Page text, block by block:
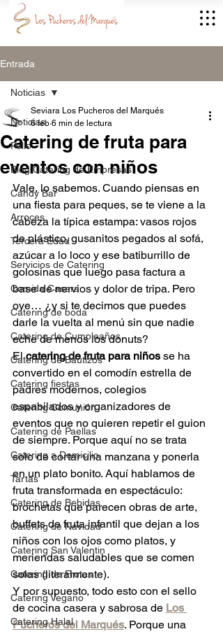
Entrada
Noticias
Pollo
Blog Catering de Empresas
Candy Bar
Arroces
Tercera Edad
Servicios de Catering
Comida Casera
Catering de boda
Catering de Cumpleaños
Catering de Bautizos
Catering fiestas
Catering Comunión
Catering de Paellas
Catering a Domicilio
Tartas
Catering de Bebidas
Catering de Navidad
Catering San Valentin
Catering de Frutas
Catering Vegano
Catering Halal
Noticias
Catering de fruta para
eventos con niños
Seviara Los Pucheros del Marqués
6 feb 6 min de lectura
Vale, lo sabemos. Cuando piensas en
una fiesta para peques, se te viene a la
cabeza la típica estampa: vasos rojos
de plástico, gusanitos pegados al sofá,
azúcar a lo loco y ese batiburrillo de
golosinas que luego pasa factura a
base de nervios y dolor de tripa. Pero
oye… ¿y si te decimos que puedes
darle la vuelta al menú sin que nadie
eche de menos los donuts?
El catering de fruta para niños se ha
convertido en el comodín estrella de
padres modernos, colegios
espabilados y organizadores de
eventos que no quieren repetir el guion
de siempre. Porque aquí no se trata
solo de cortar una manzana y ponerla
en un plato bonito. Aquí hablamos de
fruta transformada en espectáculo:
brochetas que parecen obras de arte,
buffets de fruta infantil que dejan a los
niños con los ojos como platos, y
meriendas saludables que se comen
solas (literalmente).
Y por supuesto, todo esto con el sello
de cocina casera y sabrosa de Los
Pucheros del Marqués. Porque una